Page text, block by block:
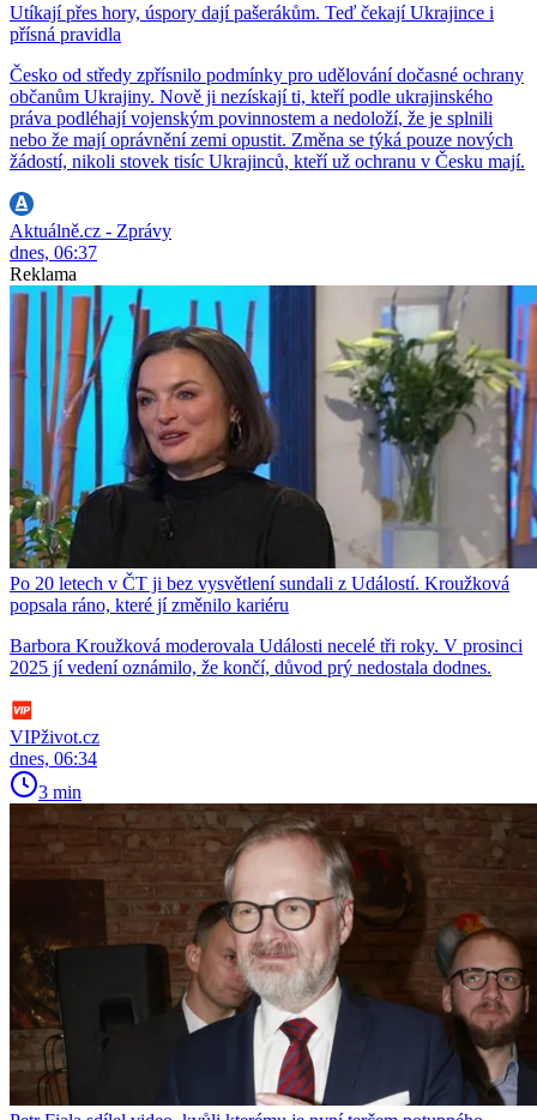
Utíkají přes hory, úspory dají pašerákům. Teď čekají Ukrajince i
přísná pravidla
Česko od středy zpřísnilo podmínky pro udělování dočasné ochrany
občanům Ukrajiny. Nově ji nezískají ti, kteří podle ukrajinského
práva podléhají vojenským povinnostem a nedoloží, že je splnili
nebo že mají oprávnění zemi opustit. Změna se týká pouze nových
žádostí, nikoli stovek tisíc Ukrajinců, kteří už ochranu v Česku mají.
Aktuálně.cz - Zprávy
dnes, 06:37
Reklama
Po 20 letech v ČT ji bez vysvětlení sundali z Událostí. Kroužková
popsala ráno, které jí změnilo kariéru
Barbora Kroužková moderovala Události necelé tři roky. V prosinci
2025 jí vedení oznámilo, že končí, důvod prý nedostala dodnes.
VIPživot.cz
dnes, 06:34
3 min